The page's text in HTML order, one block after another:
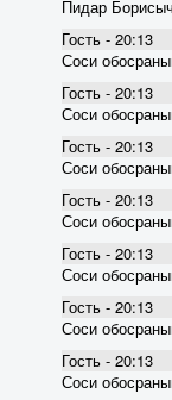
Пидар
Гость - 20:13
Соси
Гость - 20:13
Соси
Гость - 20:13
Соси
Гость - 20:13
Соси
Гость - 20:13
Соси
Гость - 20:13
Соси
Гость - 20:13
Соси